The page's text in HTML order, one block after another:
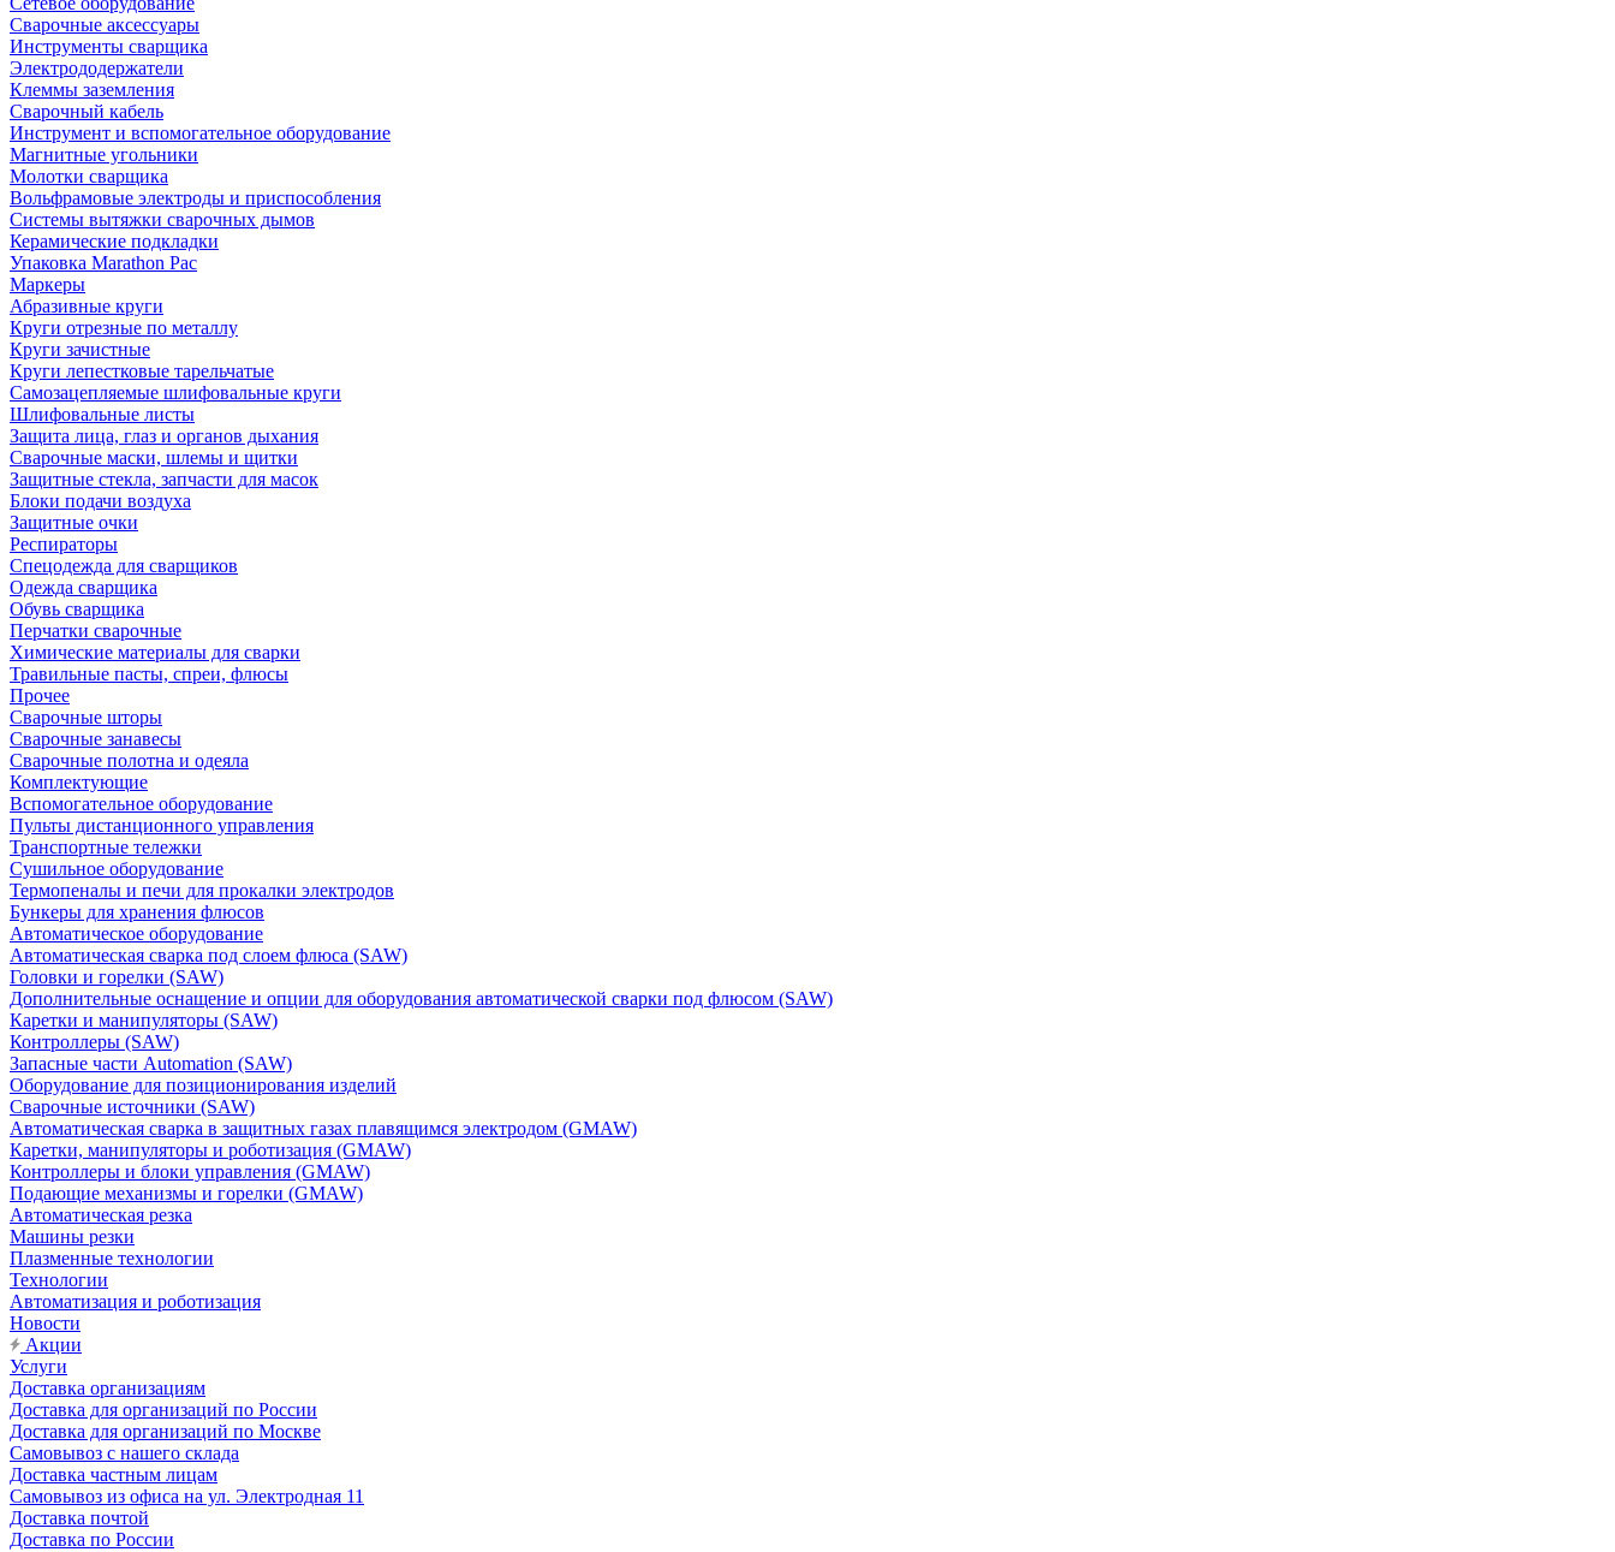
Сварочные аксессуары
Инструменты сварщика
Электрододержатели
Клеммы заземления
Сварочный кабель
Инструмент и вспомогательное оборудование
Магнитные угольники
Молотки сварщика
Вольфрамовые электроды и приспособления
Системы вытяжки сварочных дымов
Керамические подкладки
Упаковка Marathon Pac
Маркеры
Абразивные круги
Круги отрезные по металлу
Круги зачистные
Круги лепестковые тарельчатые
Самозацепляемые шлифовальные круги
Шлифовальные листы
Защита лица, глаз и органов дыхания
Сварочные маски, шлемы и щитки
Защитные стекла, запчасти для масок
Блоки подачи воздуха
Защитные очки
Респираторы
Спецодежда для сварщиков
Одежда сварщика
Обувь сварщика
Перчатки сварочные
Химические материалы для сварки
Травильные пасты, спреи, флюсы
Прочее
Сварочные шторы
Сварочные занавесы
Сварочные полотна и одеяла
Комплектующие
Вспомогательное оборудование
Пульты дистанционного управления
Транспортные тележки
Сушильное оборудование
Термопеналы и печи для прокалки электродов
Бункеры для хранения флюсов
Автоматическое оборудование
Автоматическая сварка под слоем флюса (SAW)
Головки и горелки (SAW)
Дополнительные оснащение и опции для оборудования автоматической сварки под флюсом (SAW)
Каретки и манипуляторы (SAW)
Контроллеры (SAW)
Запасные части Automation (SAW)
Оборудование для позиционирования изделий
Сварочные источники (SAW)
Автоматическая сварка в защитных газах плавящимся электродом (GMAW)
Каретки, манипуляторы и роботизация (GMAW)
Контроллеры и блоки управления (GMAW)
Подающие механизмы и горелки (GMAW)
Автоматическая резка
Машины резки
Плазменные технологии
Технологии
Автоматизация и роботизация
Новости
Акции
Услуги
Доставка организациям
Доставка для организаций по России
Доставка для организаций по Москве
Самовывоз с нашего склада
Доставка частным лицам
Самовывоз из офиса на ул. Электродная 11
Доставка почтой
Доставка по России